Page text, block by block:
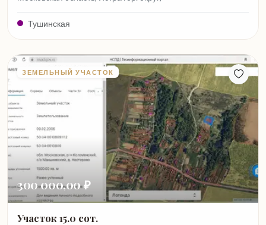
Тушинская
ЗЕМЕЛЬНЫЙ УЧАСТОК
300 000,00 ₽
Участок 15.0 сот.